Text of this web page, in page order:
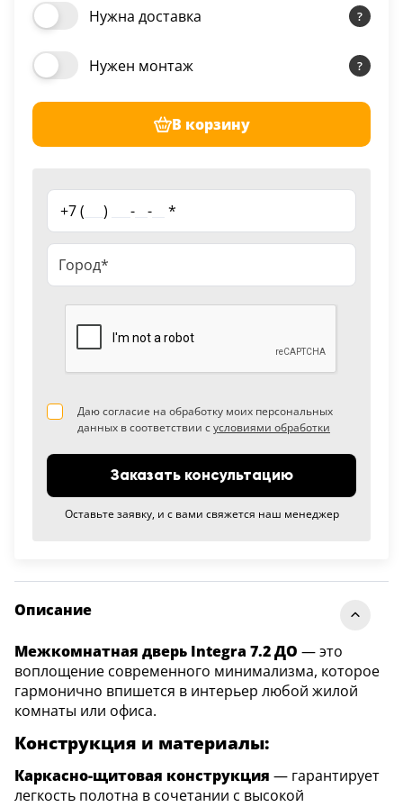
Нужна доставка
Нужен монтаж
В корзину
+7 ( ) - - *
Даю согласие на обработку моих персональных
данных в соответствии сусловиями обработки
Заказать консультацию
Оставьте заявку, и с вами свяжется наш менеджер
Описание
Межкомнатная дверь Integra 7.2 ДО — это
воплощение современного минимализма, которое
гармонично впишется в интерьер любой жилой
комнаты или офиса.
Конструкция и материалы:
Каркасно-щитовая конструкция — гарантирует
легкость полотна в сочетании с высокой